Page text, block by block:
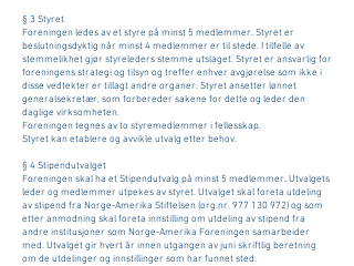
§ 3 Styret
Foreningen ledes av et styre på minst 5 medlemmer. Styret er
beslutningsdyktig når minst 4 medlemmer er til stede. I tilfelle av
stemmelikhet gjør styreleders stemme utslaget. Styret er ansvarlig for
foreningens strategi og tilsyn og treffer enhver avgjørelse som ikke i
disse vedtekter er tillagt andre organer. Styret ansetter lønnet
generalsekretær, som forbereder sakene for dette og leder den
daglige virksomheten.
Foreningen tegnes av to styremedlemmer i fellesskap.
Styret kan etablere og avvikle utvalg etter behov.
§ 4 Stipendutvalget
Foreningen skal ha et Stipendutvalg på minst 5 medlemmer. Utvalgets
leder og medlemmer utpekes av styret. Utvalget skal foreta utdeling
av stipend fra Norge-Amerika Stiftelsen (org.nr. 977 130 972) og som
etter anmodning skal foreta innstilling om utdeling av stipend fra
andre institusjoner som Norge-Amerika Foreningen samarbeider
med. Utvalget gir hvert år innen utgangen av juni skriftlig beretning
om de utdelinger og innstillinger som har funnet sted.